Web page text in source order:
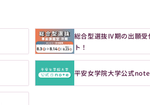
総合型選抜Ⅳ期の出願受
ト！
平安女学院大学公式note